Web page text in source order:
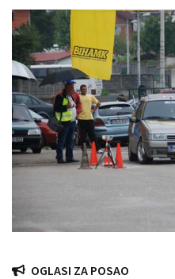
OGLASI ZA POSAO